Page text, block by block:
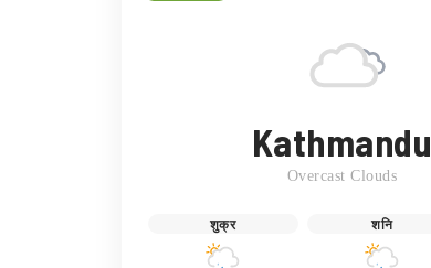
Kathmandu
Overcast Clouds
शुक्र शनि